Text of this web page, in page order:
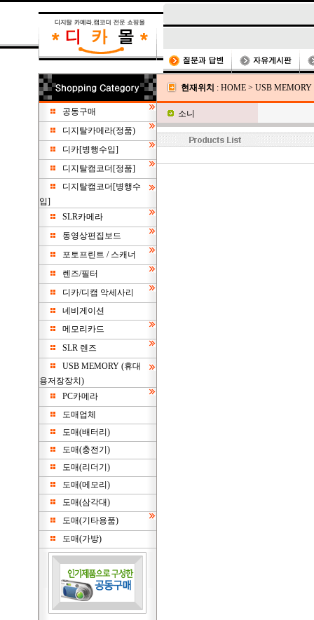
공동구매
디지탈카메라(정품)
디카[병행수입]
디지탈캠코더[정품]
디지탈캠코더[병행수
입]
SLR카메라
동영상편집보드
포토프린트 / 스캐너
렌즈/필터
디카/디캠 악세사리
네비게이션
메모리카드
SLR 렌즈
USB MEMORY (휴대
용저장장치)
PC카메라
도매업체
도매(배터리)
도매(충전기)
도매(리더기)
도매(메모리)
도매(삼각대)
도매(기타용품)
도매(가방)
현재위치 : HOME > USB
소니